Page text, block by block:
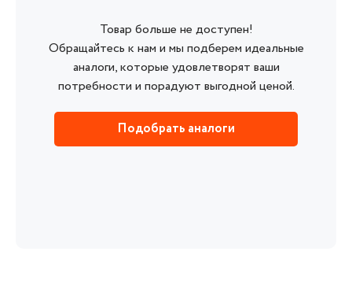
Товар больше не доступен!
Обращайтесь к нам и мы подберем идеальные
аналоги, которые удовлетворят ваши
потребности и порадуют выгодной ценой.
Подобрать аналоги